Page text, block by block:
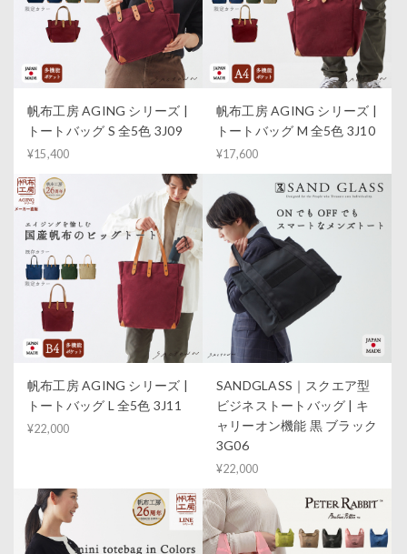
帆布工房 AGING シリーズ |
トートバッグ S 全5色 3J09
¥15,400
帆布工房 AGING シリーズ |
トートバッグ M 全5色 3J10
¥17,600
帆布工房 AGING シリーズ |
トートバッグ L 全5色 3J11
¥22,000
SANDGLASS｜スクエア型
ビジネストートバッグ | キ
ャリーオン機能 黒 ブラック
3G06
¥22,000